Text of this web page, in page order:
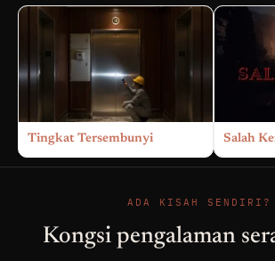
Tingkat Tersembunyi Salah
ADA KISAH SENDIRI?
Kongsi pengalaman